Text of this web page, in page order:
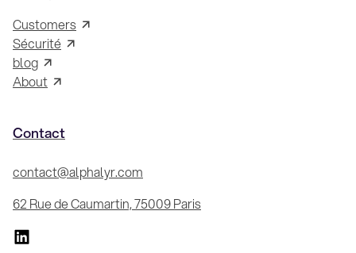
Customers
Sécurité
blog
About
Contact
contact@alphalyr.com
62 Rue de Caumartin, 75009 Paris